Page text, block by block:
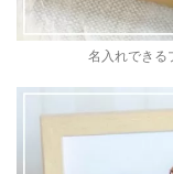
名入れできる